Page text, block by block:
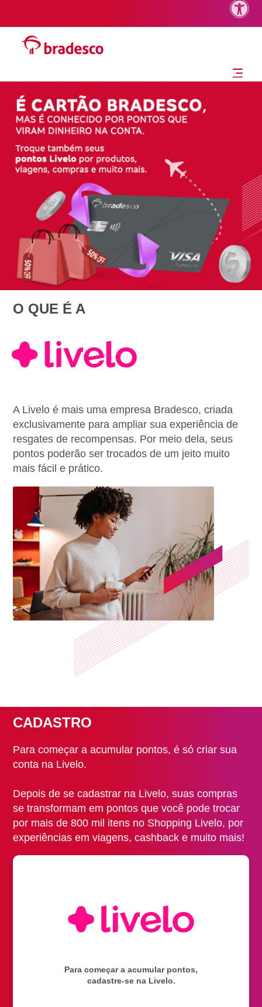
O QUE É A
A Livelo é mais uma empresa Bradesco, criada
exclusivamente para ampliar sua experiência de
resgates de recompensas. Por meio dela, seus
pontos poderão ser trocados de um jeito muito
mais fácil e prático.
CADASTRO
Para começar a acumular pontos, é só criar sua
conta na Livelo.
Depois de se cadastrar na Livelo, suas compras
se transformam em pontos que você pode trocar
por mais de 800 mil itens no Shopping Livelo, por
experiências em viagens, cashback e muito mais!
Para começar a acumular pontos,
cadastre-se na Livelo.